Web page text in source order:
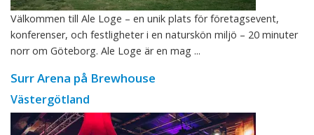
Välkommen till Ale Loge – en unik plats för företagsevent,
konferenser, och festligheter i en naturskön miljö – 20 minuter
norr om Göteborg. Ale Loge är en mag ...
Surr Arena på Brewhouse
Västergötland